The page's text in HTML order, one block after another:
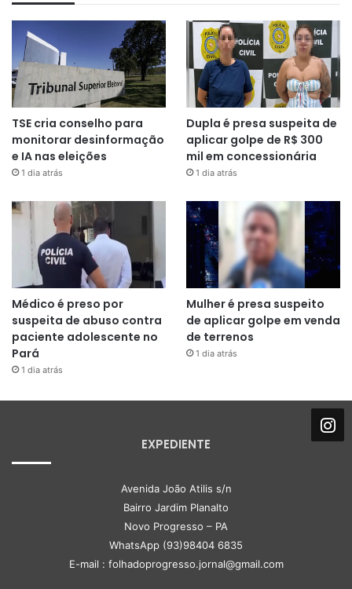
TSE cria conselho para
monitorar desinformação
e IA nas eleições
1 dia atrás
Dupla é presa suspeita de
aplicar golpe de R$ 300
mil em concessionária
1 dia atrás
Médico é preso por
suspeita de abuso contra
paciente adolescente no
Pará
1 dia atrás
Mulher é presa suspeito
de aplicar golpe em venda
de terrenos
1 dia atrás
EXPEDIENTE
Avenida João Atilis s/n
Bairro Jardim Planalto
Novo Progresso – PA
WhatsApp (93)98404 6835
E-mail : folhadoprogresso.jornal@gmail.com